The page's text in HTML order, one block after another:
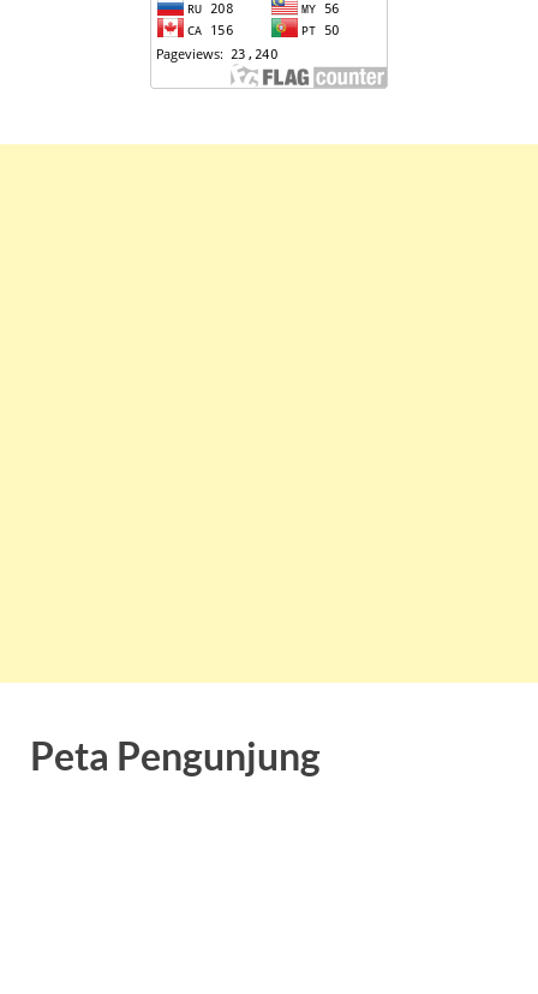
Peta Pengunjung